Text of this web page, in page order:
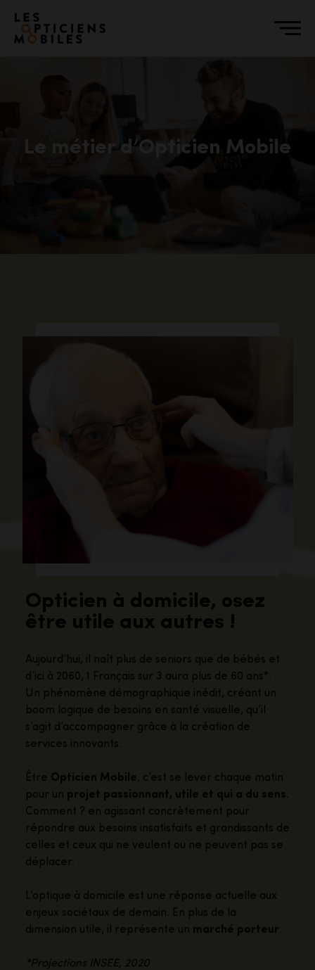
Accéder à notre page d'accueil
Le métier d’Opticien Mobile
Opticien à domicile, osez
être utile aux autres !
Aujourd’hui, il naît plus de seniors que de bébés et
d’ici à 2060, 1 Français sur 3 aura plus de 60 ans*.
Un phénomène démographique inédit, créant un
boom logique de besoins en santé visuelle, qu’il
s’agit d’accompagner grâce à la création de
services innovants
Être Opticien Mobile, c’est se lever chaque matin
pour un projet passionnant, utile et qui a du sens
Comment ? en agissant concrètement pour
répondre aux besoins insatisfaits et grandissants de
celles et ceux qui ne veulent ou ne peuvent pas se
déplacer.
L’optique à domicile est une réponse actuelle aux
enjeux sociétaux de demain. En plus de la
dimension utile, il représente un marché porteur
*Projections INSEE, 2020